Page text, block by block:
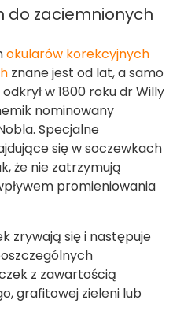
do zaciemnionych
okularów korekcyjnych
znane jest od lat, a samo
w 1800 roku dr Willy
nominowany
Specjalne
się w soczewkach
że nie zatrzymują
promieniowania
zrywają się i następuje
z zawartością
grafitowej zieleni lub